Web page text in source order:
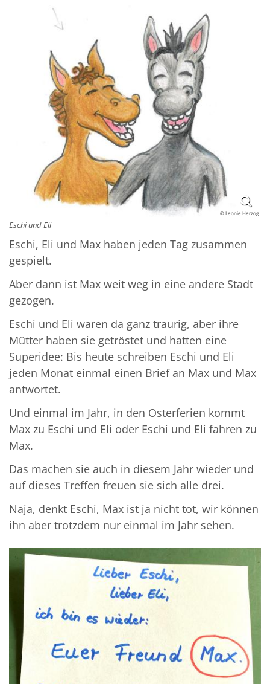
© Leonie Herzog
Eschi und Eli
Eschi, Eli und Max haben jeden Tag zusammen
gespielt.
Aber dann ist Max weit weg in eine andere Stadt
gezogen.
Eschi und Eli waren da ganz traurig, aber ihre
Mütter haben sie getröstet und hatten eine
Superidee: Bis heute schreiben Eschi und Eli
jeden Monat einmal einen Brief an Max und Max
antwortet.
Und einmal im Jahr, in den Osterferien kommt
Max zu Eschi und Eli oder Eschi und Eli fahren zu
Max.
Das machen sie auch in diesem Jahr wieder und
auf dieses Treffen freuen sie sich alle drei.
Naja, denkt Eschi, Max ist ja nicht tot, wir können
ihn aber trotzdem nur einmal im Jahr sehen.